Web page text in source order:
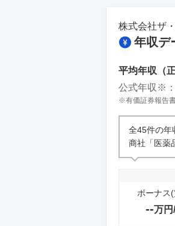
株式会社ザ
年収デ
平均年収（正
公式年収※：
※有価証券報告
全45件の年
商社「医薬
ボーナス
--万円